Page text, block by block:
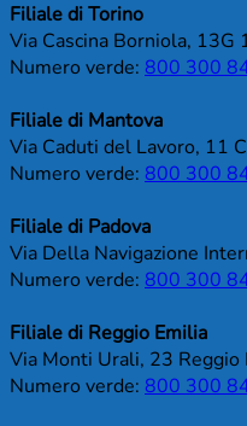
Filiale di Torino
Via Cascina Borniola,
Numero verde: 800 300
Filiale di Mantova
Via Caduti del Lavoro, 11
Numero verde: 800 300
Filiale di Padova
Via Della Navigazione
Numero verde: 800 300
Filiale di Reggio Emilia
Via Monti Urali, 23 Reggio
Numero verde: 800 300